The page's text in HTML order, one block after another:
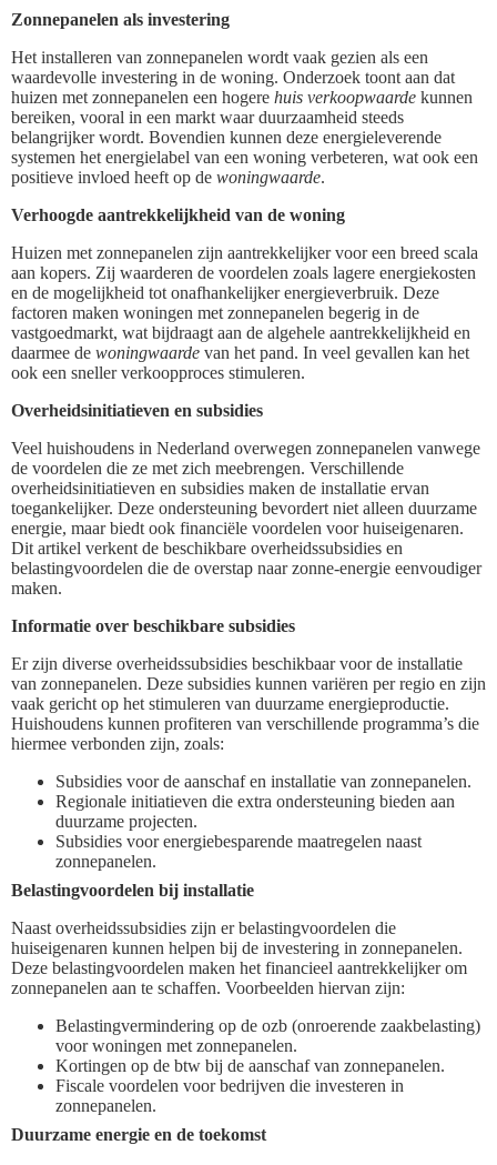
Zonnepanelen als investering
Het installeren van zonnepanelen wordt vaak gezien als een
waardevolle investering in de woning. Onderzoek toont aan dat
huizen met zonnepanelen een hogere huis verkoopwaarde kunnen
bereiken, vooral in een markt waar duurzaamheid steeds
belangrijker wordt. Bovendien kunnen deze energieleverende
systemen het energielabel van een woning verbeteren, wat ook een
positieve invloed heeft op de woningwaarde.
Verhoogde aantrekkelijkheid van de woning
Huizen met zonnepanelen zijn aantrekkelijker voor een breed scala
aan kopers. Zij waarderen de voordelen zoals lagere energiekosten
en de mogelijkheid tot onafhankelijker energieverbruik. Deze
factoren maken woningen met zonnepanelen begerig in de
vastgoedmarkt, wat bijdraagt aan de algehele aantrekkelijkheid en
daarmee de woningwaarde van het pand. In veel gevallen kan het
ook een sneller verkoopproces stimuleren.
Overheidsinitiatieven en subsidies
Veel huishoudens in Nederland overwegen zonnepanelen vanwege
de voordelen die ze met zich meebrengen. Verschillende
overheidsinitiatieven en subsidies maken de installatie ervan
toegankelijker. Deze ondersteuning bevordert niet alleen duurzame
energie, maar biedt ook financiële voordelen voor huiseigenaren.
Dit artikel verkent de beschikbare overheidssubsidies en
belastingvoordelen die de overstap naar zonne-energie eenvoudiger
maken.
Informatie over beschikbare subsidies
Er zijn diverse overheidssubsidies beschikbaar voor de installatie
van zonnepanelen. Deze subsidies kunnen variëren per regio en zijn
vaak gericht op het stimuleren van duurzame energieproductie.
Huishoudens kunnen profiteren van verschillende programma’s die
hiermee verbonden zijn, zoals:
Subsidies voor de aanschaf en installatie van zonnepanelen.
Regionale initiatieven die extra ondersteuning bieden aan
duurzame projecten.
Subsidies voor energiebesparende maatregelen naast
zonnepanelen.
Belastingvoordelen bij installatie
Naast overheidssubsidies zijn er belastingvoordelen die
huiseigenaren kunnen helpen bij de investering in zonnepanelen.
Deze belastingvoordelen maken het financieel aantrekkelijker om
zonnepanelen aan te schaffen. Voorbeelden hiervan zijn:
Belastingvermindering op de ozb (onroerende zaakbelasting)
voor woningen met zonnepanelen.
Kortingen op de btw bij de aanschaf van zonnepanelen.
Fiscale voordelen voor bedrijven die investeren in
zonnepanelen.
Duurzame energie en de toekomst